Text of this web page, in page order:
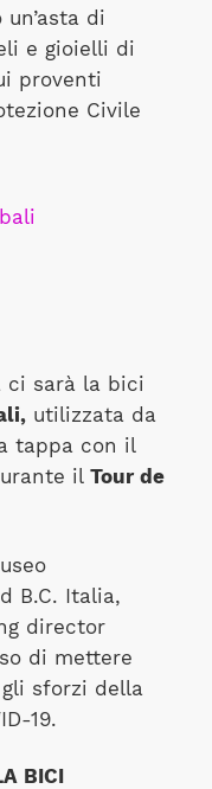
di
e gioielli di
proventi
Civile
ci sarà la bici
utilizzata da
tappa con il
il Tour de
B.C. Italia,
director
di mettere
sforzi della
19.
BICI